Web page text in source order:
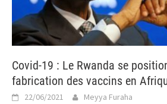
Covid-19 : Le Rwanda se
fabrication des vaccins en
22/06/2021 Meyya Furaha